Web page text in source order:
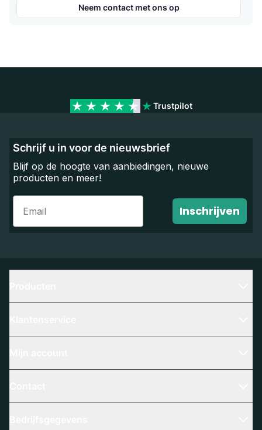
Neem contact met ons op
Trustpilot
Schrijf u in voor de nieuwsbrief
Blijf op de hoogte van aanbiedingen, nieuwe
producten en meer!
Email
Inschrijven